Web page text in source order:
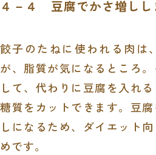
４－４ 豆腐でかさ増しし
餃子のたねに使われる肉は
が、脂質が気になるところ
して、代わりに豆腐を入れ
糖質をカットできます。豆
しになるため、ダイエット
めです。